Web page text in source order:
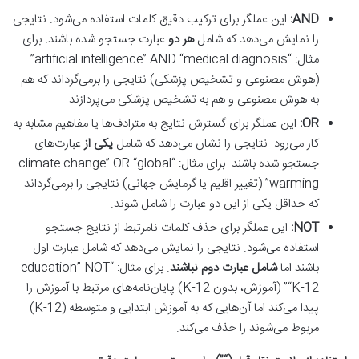
AND: این عملگر برای ترکیب دقیق کلمات استفاده می‌شود. نتایجی
را نمایش می‌دهد که شاملهر دو عبارت جستجو شده باشند. برای
مثال: “artificial intelligence” AND “medical diagnosis”
(هوش مصنوعی و تشخیص پزشکی) نتایجی را برمی‌گرداند که هم
به هوش مصنوعی و هم به تشخیص پزشکی می‌پردازند.
OR: این عملگر برای گسترش نتایج به مترادف‌ها یا مفاهیم مشابه به
کار می‌رود. نتایجی را نشان می‌دهد که شامل یکی ازعبارت‌های
جستجو شده باشند. برای مثال: “climate change” OR “global
warming” (تغییر اقلیم یا گرمایش جهانی) نتایجی را برمی‌گرداند
که حداقل یکی از این دو عبارت را شامل شوند.
NOT: این عملگر برای حذف کلمات نامرتبط از نتایج جستجو
استفاده می‌شود. نتایجی را نمایش می‌دهد که شامل عبارت اول
باشند اماشامل عبارت دوم نباشند
. برای مثال: “education” NOT
“K-12” (آموزش، بدون K-12) پایان‌نامه‌های مرتبط با آموزش را
پیدا می‌کند اما آن‌هایی که به آموزش ابتدایی و متوسطه (K-12)
مربوط می‌شوند را حذف می‌کند.